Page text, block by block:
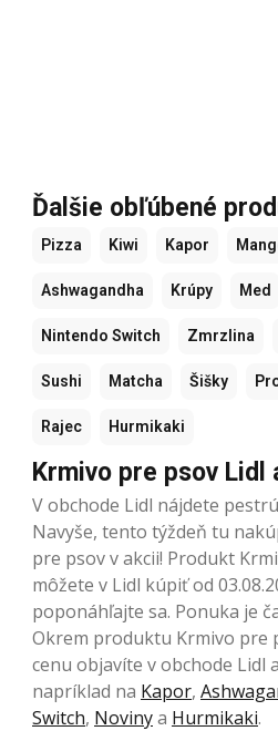
Ďalšie obľúbené
Pizza Kiwi Kapor
Ashwagandha Krúpy Med
Nintendo Switch Zmrzlina
Sushi Matcha Šišky
Rajec Hurmikaki
Krmivo pre psov Lidl
V obchode Lidl nájdete
Navyše, tento týždeň tu
pre psov v akcii! Produkt
môžete v Lidl kúpiť od
poponáhľajte sa. Ponuka je
Okrem produktu Krmivo pre
cenu objavíte v obchode Lidl
napríklad na Kapor,
Switch, Novinya Hurmikaki.